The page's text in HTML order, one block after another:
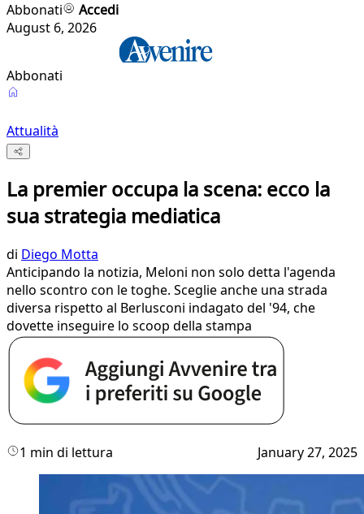
Abbonati
Accedi
August 6, 2026
Abbonati
Attualità
La premier occupa la scena: ecco la
sua strategia mediatica
di Diego Motta
Anticipando la notizia, Meloni non solo detta l'agenda
nello scontro con le toghe. Sceglie anche una strada
diversa rispetto al Berlusconi indagato del '94, che
dovette inseguire lo scoop della stampa
1 min di lettura January 27, 2025